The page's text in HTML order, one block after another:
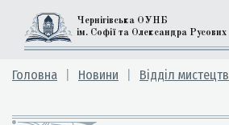
Чернігівська ОУНБ
ім. Софії та Олександра Русових
Головна Новини Відділ мистецтв